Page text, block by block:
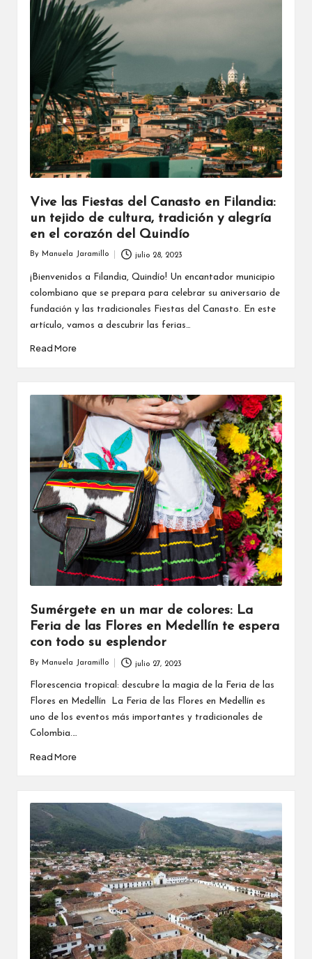
Vive las Fiestas del Canasto en Filandia:
un tejido de cultura, tradición y alegría
en el corazón del Quindío
Posted
By Manuela Jaramillo julio 28, 2023
¡Bienvenidos a Filandia, Quindío! Un encantador municipio
colombiano que se prepara para celebrar su aniversario de
fundación y las tradicionales Fiestas del Canasto. En este
artículo, vamos a descubrir las ferias…
Read More
Sumérgete en un mar de colores: La
Feria de las Flores en Medellín te espera
con todo su esplendor
Posted
By Manuela Jaramillo julio 27, 2023
Florescencia tropical: descubre la magia de la Feria de las
Flores en Medellín La Feria de las Flores en Medellín es
uno de los eventos más importantes y tradicionales de
Colombia.…
Read More